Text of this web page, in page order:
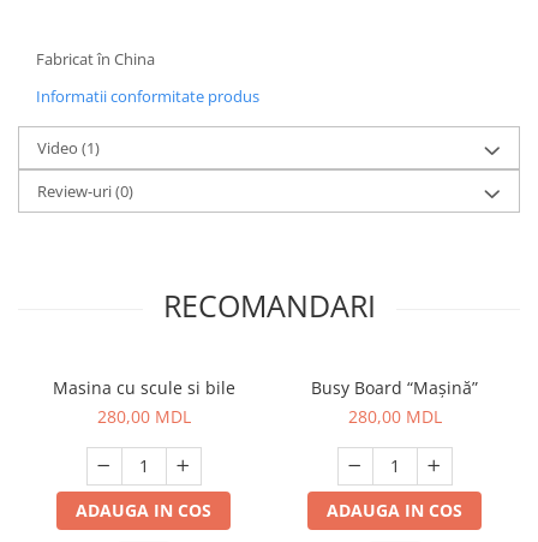
Fabricat în China
Informatii conformitate produs
Video (1)
Review-uri(0)
RECOMANDARI
Masina cu scule si bile
280,00 MDL
ADAUGA IN COS
Busy Board “Mașină”
280,00 MDL
ADAUGA IN COS